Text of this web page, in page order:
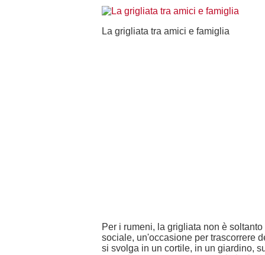
La grigliata tra amici e famiglia
Per i rumeni, la grigliata non è
sociale, un'occasione per trascorrere
si svolga in un cortile, in un giardino,